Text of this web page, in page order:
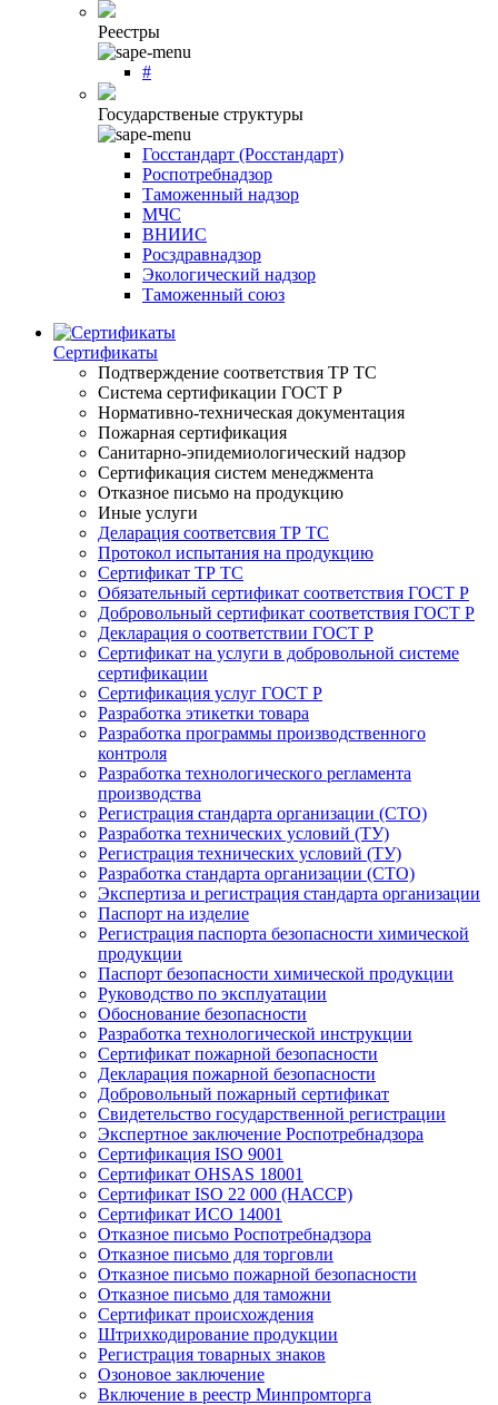
Реестры
#
Государственые структуры
Госстандарт (Росстандарт)
Роспотребнадзор
Таможенный надзор
МЧС
ВНИИС
Росздравнадзор
Экологический надзор
Таможенный союз
Сертификаты
Подтверждение соответствия ТР ТС
Система сертификации ГОСТ Р
Нормативно-техническая документация
Пожарная сертификация
Санитарно-эпидемиологический надзор
Сертификация систем менеджмента
Отказное письмо на продукцию
Иные услуги
Деларация соответсвия ТР ТС
Протокол испытания на продукцию
Сертификат ТР ТС
Обязательный сертификат соответствия ГОСТ Р
Добровольный сертификат соответствия ГОСТ Р
Декларация о соответствии ГОСТ Р
Сертификат на услуги в добровольной системе
сертификации
Сертификация услуг ГОСТ Р
Разработка этикетки товара
Разработка программы производственного
контроля
Разработка технологического регламента
производства
Регистрация стандарта организации (СТО)
Разработка технических условий (ТУ)
Регистрация технических условий (ТУ)
Разработка стандарта организации (СТО)
Экспертиза и регистрация стандарта организации
Паспорт на изделие
Регистрация паспорта безопасности химической
продукции
Паспорт безопасности химической продукции
Руководство по эксплуатации
Обоснование безопасности
Разработка технологической инструкции
Сертификат пожарной безопасности
Декларация пожарной безопасности
Добровольный пожарный сертификат
Свидетельство государственной регистрации
Экспертное заключение Роспотребнадзора
Сертификация ISO 9001
Сертификат OHSAS 18001
Сертификат ISO 22 000 (НАССР)
Сертификат ИСО 14001
Отказное письмо Роспотребнадзора
Отказное письмо для торговли
Отказное письмо пожарной безопасности
Отказное письмо для таможни
Сертификат происхождения
Штрихкодирование продукции
Регистрация товарных знаков
Озоновое заключение
Включение в реестр Минпромторга